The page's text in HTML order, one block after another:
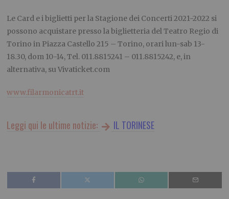
Le Card e i biglietti per la Stagione dei Concerti 2021-2022 si
possono acquistare presso la biglietteria del Teatro Regio di
Torino in Piazza Castello 215 – Torino, orari lun-sab 13-
18.30, dom 10-14, Tel. 011.8815241 – 011.8815242, e, in
alternativa, su Vivaticket.com
www.filarmonicatrt.it
Leggi qui le ultime notizie: IL TORINESE